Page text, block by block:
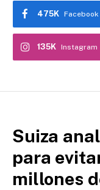
Facebook
475K
Instagram
135K
Suiza
para
millones